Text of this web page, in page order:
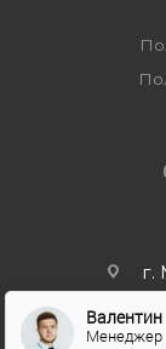
г.
Валентин
Менеджер